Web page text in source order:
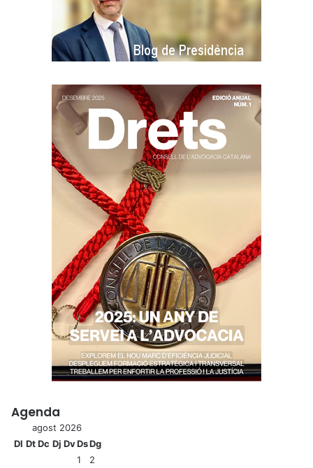
Agenda
agost 2026
Dl DtDc Dj DvDsDg
1
2